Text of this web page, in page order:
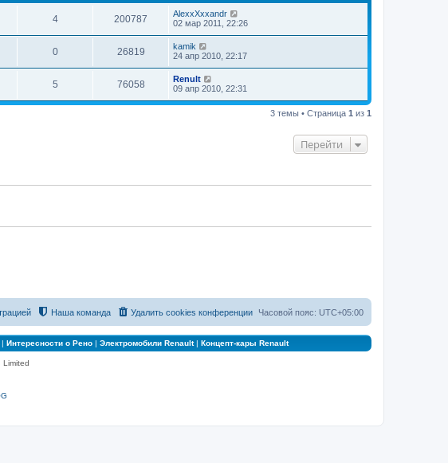
4 200787
AlexxXxxandr
02 мар 2011, 22:26
0 26819
kamik
24 апр 2010, 22:17
5 76058
Renult
09 апр 2010, 22:31
3 темы • Страница 1 из 1
Перейти
Часовой пояс: UTC+05:00
Удалить cookies конференции
Наша команда
Интересности о Рено| Электромобили Renault| Концепт-кары Renault
Limited